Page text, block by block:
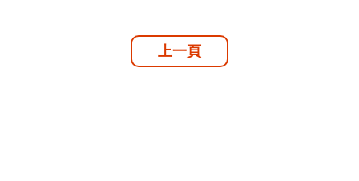
上一頁